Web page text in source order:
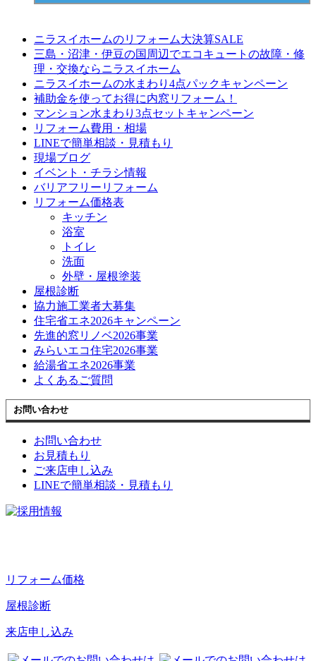
ニラスイホームのリフォーム大決算SALE
三島・沼津・伊豆の国周辺でエコキュートの故障・修
理・交換ならニラスイホーム
ニラスイホームの水まわり4点パックキャンペーン
補助金を使ってお得に内窓リフォーム！
マンション水まわり3点セットキャンペーン
リフォーム費用・相場
LINEで簡単相談・見積もり
現場ブログ
イベント・チラシ情報
バリアフリーリフォーム
リフォーム価格表
キッチン
浴室
トイレ
洗面
外壁・屋根塗装
屋根診断
協力施工業者大募集
住宅省エネ2026キャンペーン
先進的窓リノベ2026事業
みらいエコ住宅2026事業
給湯省エネ2026事業
よくあるご質問
お問い合わせ
お問い合わせ
お見積もり
ご来店申し込み
LINEで簡単相談・見積もり
リフォーム価格
屋根診断
来店申し込み